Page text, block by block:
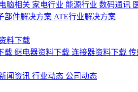
电脑相关 家电行业 能源行业 数码通讯
部件解决方案 ATE行业解决方案
料下载
载 继电器资料下载 连接器资料下载 传
闻资讯 行业动态 公司动态